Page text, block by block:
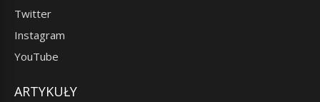
Twitter
Instagram
YouTube
ARTYKUŁY